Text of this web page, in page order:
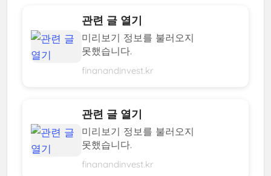
관련 글 열기
미리보기 정보를 불러오지
못했습니다.
finanandinvest.kr
관련 글 열기
미리보기 정보를 불러오지
못했습니다.
finanandinvest.kr